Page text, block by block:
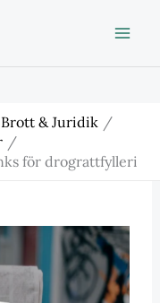
Brott & Juridik
för drograttfylleri